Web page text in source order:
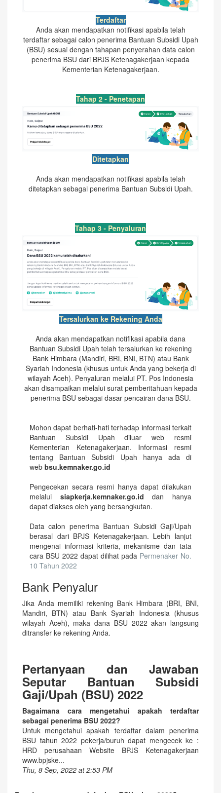
Terdaftar
Anda akan mendapatkan notifikasi apabila telah
terdaftar sebagai calon penerima Bantuan Subsidi Upah
(BSU) sesuai dengan tahapan penyerahan data calon
penerima BSU dari BPJS Ketenagakerjaan kepada
Kementerian Ketenagakerjaan.
Tahap 2 - Penetapan
Ditetapkan
Anda akan mendapatkan notifikasi apabila telah
ditetapkan sebagai penerima Bantuan Subsidi Upah.
Tahap 3 - Penyaluran
Tersalurkan ke Rekening Anda
Anda akan mendapatkan notifikasi apabila dana
Bantuan Subsidi Upah telah tersalurkan ke rekening
Bank Himbara (Mandiri, BRI, BNI, BTN) atau Bank
Syariah Indonesia (khusus untuk Anda yang bekerja di
wilayah Aceh). Penyaluran melalui PT. Pos Indonesia
akan disampaikan melalui surat pemberitahuan kepada
penerima BSU sebagai dasar pencairan dana BSU.
Mohon dapat berhati-hati terhadap informasi terkait
Bantuan Subsidi Upah diluar web resmi
Kementerian Ketenagakerjaan. Informasi resmi
tentang Bantuan Subsidi Upah hanya ada di
web bsu.kemnaker.go.id
Pengecekan secara resmi hanya dapat dilakukan
melalui siapkerja.kemnaker.go.id dan hanya
dapat diakses oleh yang bersangkutan.
Data calon penerima Bantuan Subsidi Gaji/Upah
berasal dari BPJS Ketenagakerjaan. Lebih lanjut
mengenai informasi kriteria, mekanisme dan tata
cara BSU 2022 dapat dilihat pada Permenaker No.
10 Tahun 2022
Bank Penyalur
Jika Anda memiliki rekening Bank Himbara (BRI, BNI,
Mandiri, BTN) atau Bank Syariah Indonesia (khusus
wilayah Aceh), maka dana BSU 2022 akan langsung
ditransfer ke rekening Anda.
Pertanyaan dan Jawaban
Seputar Bantuan Subsidi
Gaji/Upah (BSU) 2022
Bagaimana cara mengetahui apakah terdaftar
sebagai penerima BSU 2022?
Untuk mengetahui apakah terdaftar dalam penerima
BSU tahun 2022 pekerja/buruh dapat mengecek ke :
HRD perusahaan Website BPJS Ketenagakerjaan
www.bpjske...
Thu, 8 Sep, 2022 at 2:53 PM